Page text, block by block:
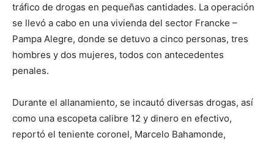
tráfico de drogas en pequeñas cantidades. La operación
se llevó a cabo en una vivienda del sector Francke –
Pampa Alegre, donde se detuvo a cinco personas, tres
hombres y dos mujeres, todos con antecedentes
penales.
Durante el allanamiento, se incautó diversas drogas, así
como una escopeta calibre 12 y dinero en efectivo,
reportó el teniente coronel, Marcelo Bahamonde,